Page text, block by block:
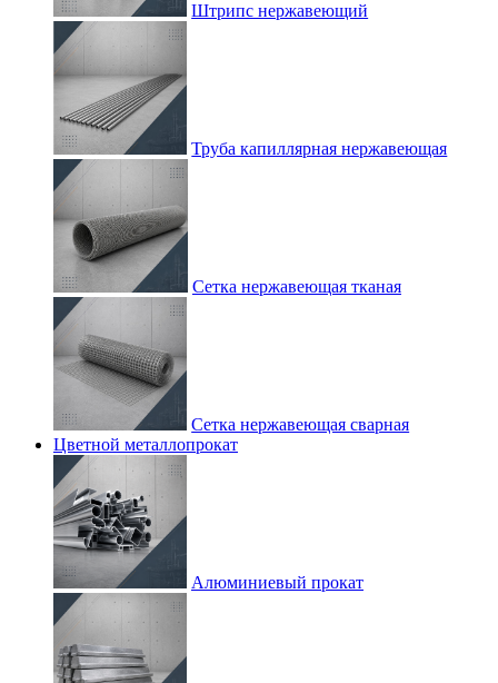
Штрипс нержавеющий
Труба капиллярная нержавеющая
Сетка нержавеющая тканая
Сетка нержавеющая сварная
Цветной металлопрокат
Алюминиевый прокат